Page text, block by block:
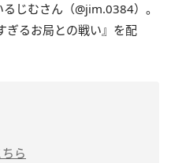
じむさん（@jim.0384）。
ぎるお局との戦い』を配
ら